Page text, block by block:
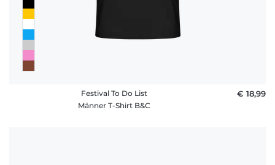
Festival To Do List
Männer T-Shirt B&C
€ 18,99